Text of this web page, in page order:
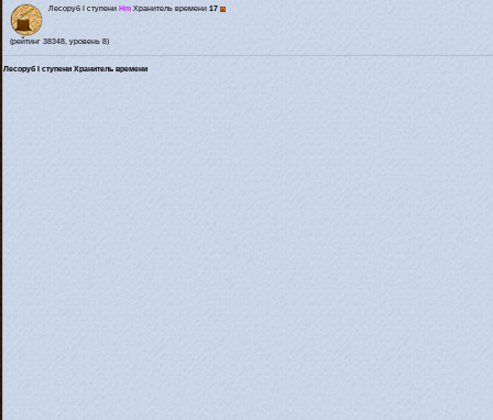
Лесоруб I ступени Hm Хранитель времени 17
(рейтинг 38348, уровень 8)
Лесоруб I ступени Хранитель времени